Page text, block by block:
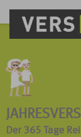
Der 365 Tage